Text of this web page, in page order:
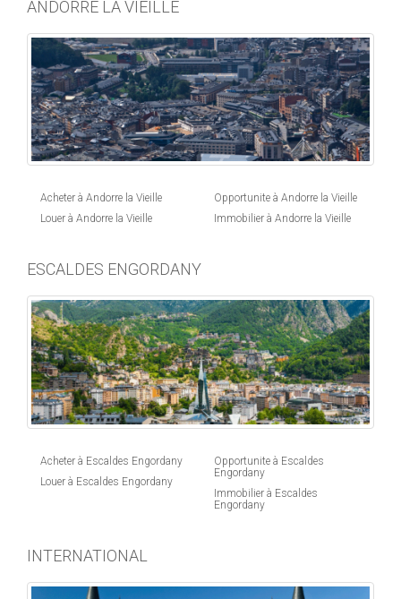
ANDORRE LA VIEILLE
Acheter à Andorre la Vieille
Louer à Andorre la Vieille
Opportunite à Andorre la Vieille
Immobilier à Andorre la Vieille
ESCALDES ENGORDANY
Acheter à Escaldes Engordany
Louer à Escaldes Engordany
Opportunite à Escaldes
Engordany
Immobilier à Escaldes
Engordany
INTERNATIONAL